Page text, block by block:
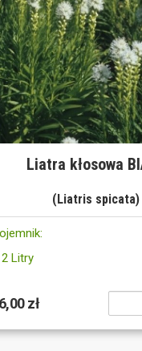
Liatra kłosowa
(Liatris spicata)
2 Litry
zł